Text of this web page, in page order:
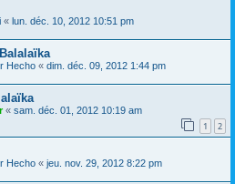
« lun. déc. 10, 2012 10:51 pm
Hecho « dim. déc. 09, 2012 1:44 pm
« sam. déc. 01, 2012 10:19 am
1 2
Hecho « jeu. nov. 29, 2012 8:22 pm